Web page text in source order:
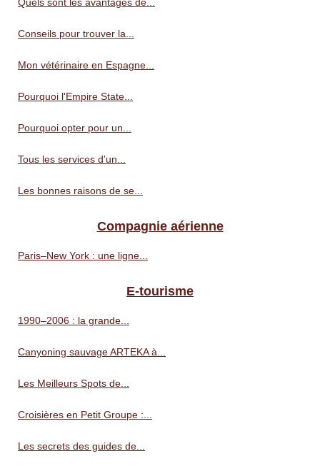
Quels sont les avantages de...
Conseils pour trouver la...
Mon vétérinaire en Espagne...
Pourquoi l'Empire State...
Pourquoi opter pour un...
Tous les services d'un...
Les bonnes raisons de se...
Compagnie aérienne
Paris–New York : une ligne...
E-tourisme
1990–2006 : la grande...
Canyoning sauvage ARTEKA à...
Les Meilleurs Spots de...
Croisières en Petit Groupe :...
Les secrets des guides de...